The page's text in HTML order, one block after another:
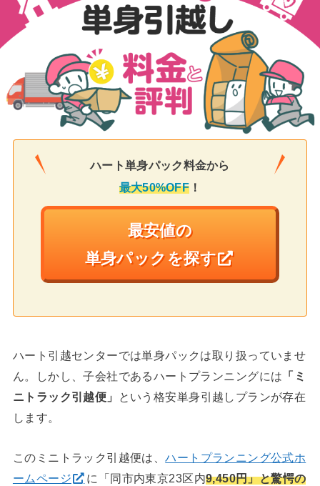
ハート単身パック料金から
最大50%OFF ！
最安値の
単身パックを探す
ハート引越センターでは単身パックは取り扱っていませ
ん。しかし、子会社であるハートプランニングには 「ミ
ニトラック引越便」
という格安単身引越しプランが存在
します。
このミニトラック引越便は、ハートプランニング公式ホ
ームページ
に「同市内東京23区内9,450円」と驚愕の